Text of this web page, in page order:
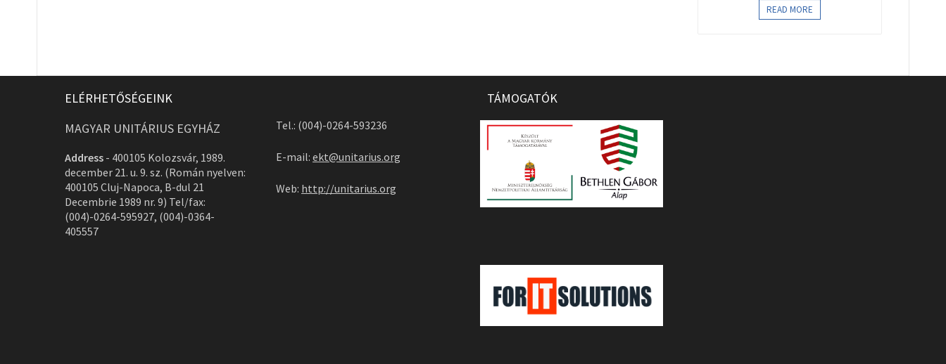
READ MORE
ELÉRHETŐSÉGEINK
MAGYAR UNITÁRIUS EGYHÁZ
Address - 400105 Kolozsvár, 1989.
december 21. u. 9. sz. (Román nyelven:
400105 Cluj-Napoca, B-dul 21
Decembrie 1989 nr. 9) Tel/fax:
(004)-0264-595927, (004)-0364-
405557
Tel.: (004)-0264-593236
E-mail: ekt@unitarius.org
Web: http://unitarius.org
TÁMOGATÓK